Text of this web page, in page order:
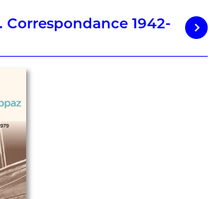
par sa belle-mère
le pieux prétextes. (…)
à la mort, qui explore le
à la nature, et des
eux. » Laurence de Coulon
Correspondance 1942-